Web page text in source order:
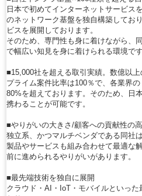
日本で初めてインターネットサービス
のネットワーク基盤を独自構築してお
ビスを展開しております。
そのため、専門性も身に着けながら、
で幅広い知見を身に着けられる環境です
■15,000社を超える取引実績。数億以
プライム案件比率は100％で、各業界
80%を超えております。そのため、日
携わることが可能です。
■やりがいの大きさ/顧客への貢献性の
独立系、かつマルチベンダである同社
製品やサービスも組み合わせて最適な
前に進められるやりがいがあります。
■最先端技術を独自に展開
クラウド・AI・IoT・モバイルといっ